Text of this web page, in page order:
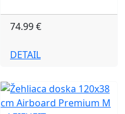
74.99 €
DETAIL